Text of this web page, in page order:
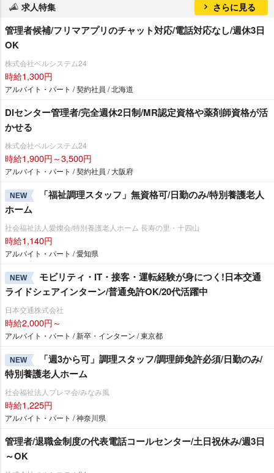
求人特集 さらに見る
管理者候補/フリマアプリのチャット対応/電話対応なし/週休3日
OK
株式会社ベルシステム24
時給1,300円
アルバイト・パート / 契約社員 / 北海道
DIセンター管理者/完全週休2日制/MR認定資格や薬剤師資格が活
かせる
株式会社ベルシステム24
時給1,900円～3,500円
アルバイト・パート / 契約社員 / 大阪府
NEW
「福祉調理スタッフ」無資格可/日勤のみ/特別養護老人
ホーム
社会福祉法人愛燦会/特別養護老人ホーム 長寿の里・十四山
時給1,140円
アルバイト・パート / 愛知県
NEW
モビリティ・IT・接客・運転経験が身につく!日本交通
ライドシェアインターン/普通免許OK/20代活躍中
日本交通株式会社
時給2,000円～
アルバイト・パート / 新卒・インターン / 東京都
NEW
「週3から可」調理スタッフ/調理師免許必須/日勤のみ/
特別養護老人ホーム
社会福祉法人プレマ会/みなみ風
時給1,225円
アルバイト・パート / 神奈川県
管理者/退職金制度の代表電話コールセンター/土日祝休み/週3日
～OK